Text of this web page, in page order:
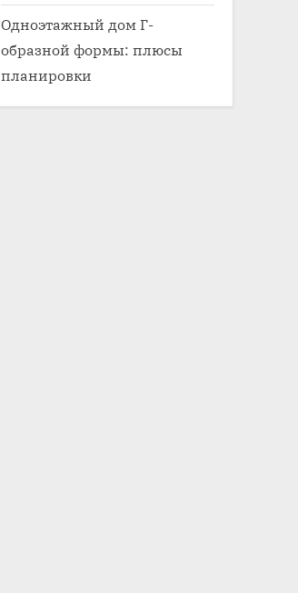
Одноэтажный дом Г-
образной формы: плюсы
планировки